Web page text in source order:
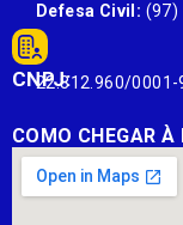
Defesa Civil: (97)
CNPJ:
22.812.960/0001-
COMO CHEGAR À